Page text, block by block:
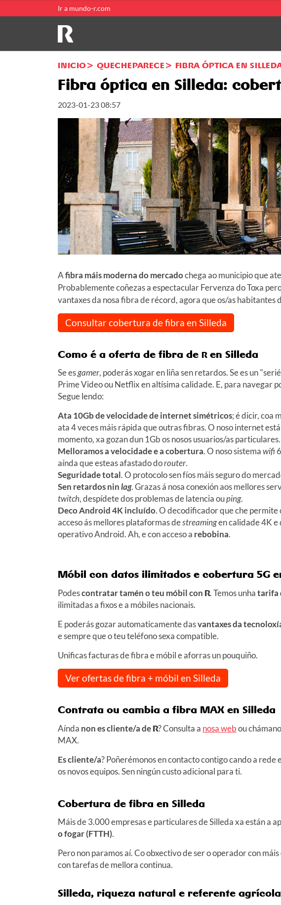
Ir a mundo-r.com
INICIO QUECHEPARECE FIBRA ÓPTICA EN
Fibra óptica en Silleda:
2023-01-23 08:57
Afibra máis moderna do mercadochega ao municipio que
Probablemente coñezas a espectacular Fervenza do Toxa
vantaxes da nosa fibra de récord, agora que os/as habitantes
Consultar cobertura de fibra en Silleda
Como é a oferta de fibra de Ren Silleda
Se esgamer, poderás xogar en liña sen retardos. Se es un
Prime Video ou Netflix en altísima calidade. E, para navegar
Segue lendo:
Ata 10Gb de velocidade de internet simétricos; é dicir, coa
ata 4 veces máis rápida que outras fibras. O noso internet
momento, xa gozan dun 1Gb os nosos usuarios/as particulares.
Melloramos a velocidade e a cobertura. O noso sistemawifi
aínda que esteas afastado dorouter.
Seguridade total. O protocolo sen fíos máis seguro do
Sen retardos ninlag. Grazas á nosa conexión aos mellores
twitch, despídete dos problemas de latencia ouping.
Deco Android 4K incluído. O decodificador que che
acceso ás mellores plataformas destreamingen calidade 4K e
operativo Android. Ah, e con acceso a rebobina.
Móbil con datos ilimitados e cobertura 5G
Podescontratar tamén o teu móbil con R. Temos unhatarifa
ilimitadas a fixos e a móbiles nacionais.
E poderás gozar automaticamente dasvantaxes da
e sempre que o teu teléfono sexa compatible.
Unificas facturas de fibra e móbil e aforras un pouquiño.
Ver ofertas de fibra + móbil en Silleda
Contrata ou cambia a fibra MAX en Silleda
Aínda non es cliente/a deR? Consulta a nosa webou
MAX.
Es cliente/a? Poñerémonos en contacto contigo cando a
os novos equipos. Sen ningún custo adicional para ti.
Cobertura de fibra en Silleda
Máis de 3.000 empresas e particulares de Silleda xa están a
o fogar (FTTH).
Pero non paramos aí. Co obxectivo de ser o operador con
con tarefas de mellora continua.
Silleda, riqueza natural e referente agrícola